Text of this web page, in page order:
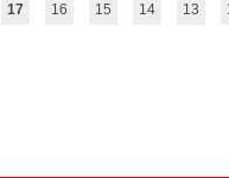
13
14
15
16
17